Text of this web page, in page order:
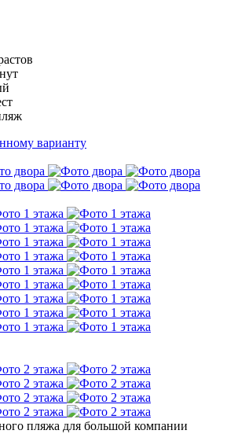
варианту
пляжа для большой компании